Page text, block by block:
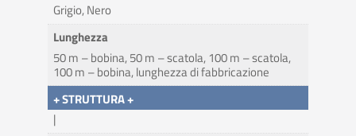
Grigio, Nero
Lunghezza
50 m – bobina, 50 m – scatola, 100 m – scatola,
100 m – bobina, lunghezza di fabbricazione
+ STRUTTURA +
|